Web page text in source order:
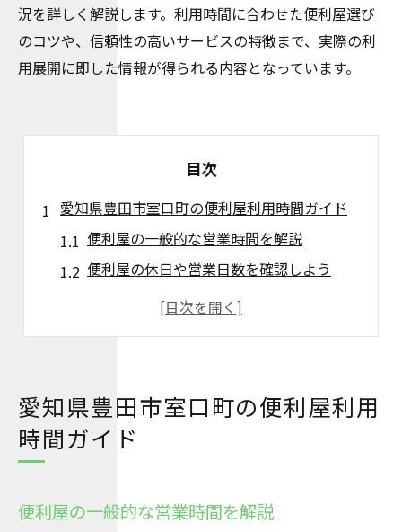
況を詳しく解説します。利用時間に合わせた便利屋選び
のコツや、信頼性の高いサービスの特徴まで、実際の利
用展開に即した情報が得られる内容となっています。
目次
愛知県豊田市室口町の便利屋利用時間ガイド
便利屋の一般的な営業時間を解説
便利屋の休日や営業日数を確認しよう
便利屋利用時に気をつけたい受付時間
日常の困りごとに強い便利屋が選ばれる理由
便利屋が生活トラブル解決に強い理由
便利屋の迅速対応が選ばれる決め手
便利屋利用者の満足度が高い理由とは
愛知県豊田市室口町の便利屋利用
時間ガイド
便利屋の一般的な営業時間を解説